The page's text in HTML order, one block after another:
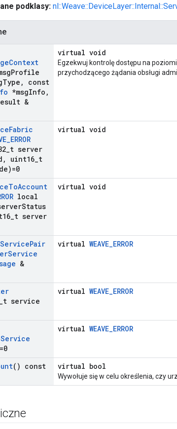
podklasy:
Context
Profile
Type ,
const
*msgInfo ,
&
virtual void
Egzekwuj kontrolę dostępu na
przychodzącego żądania obsługi
Fabric
_ERROR
t server
, uint16 t
virtual void
ToAccount
local
Status
t server
virtual void
ServicePair
Service
&
virtual WEAVE_ERROR
t service
virtual WEAVE_ERROR
Service
virtual WEAVE_ERROR
() const virtual bool
Wywołuje się w celu określenia, czy